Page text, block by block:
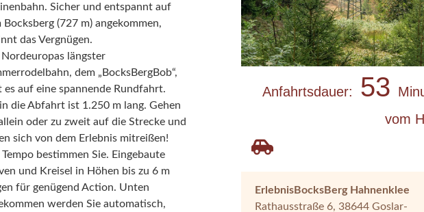
Sicher und entspannt auf
Bocksberg (727 m) angekommen,
das Vergnügen.
längster
dem „BocksBergBob“,
es auf eine spannende Rundfahrt.
die Abfahrt ist 1.250 m lang. Gehen
oder zu zweit auf die Strecke und
sich von dem Erlebnis mitreißen!
Tempo bestimmen Sie. Eingebaute
und Kreisel in Höhen bis zu 6 m
für genügend Action. Unten
werden Sie automatisch,
Anfahrtsdauer: 53
vom
ErlebnisBocksBerg Hahnenklee
Rathausstraße 6, 38644 Goslar-